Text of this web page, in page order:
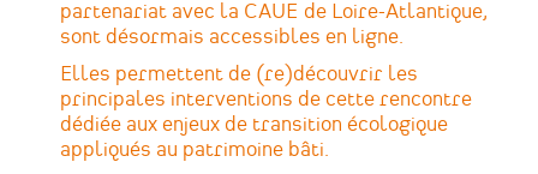
partenariat avec la CAUE de Loire-Atlantique,
sont désormais accessibles en ligne.
Elles permettent de (re)découvrir les
principales interventions de cette rencontre
dédiée aux enjeux de transition écologique
appliqués au patrimoine bâti.